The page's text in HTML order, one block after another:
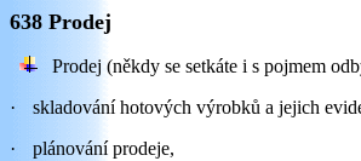
638 Prodej
Prodej (někdy se setkáte i s pojmem
·
skladování hotových výrobků a jejich
·
plánování prodeje,